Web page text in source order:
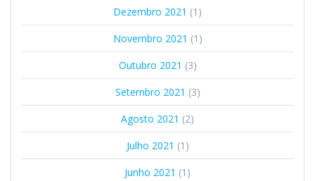
Dezembro 2021 (1)
Novembro 2021 (1)
Outubro 2021 (3)
Setembro 2021 (3)
Agosto 2021 (2)
Julho 2021 (1)
Junho 2021 (1)